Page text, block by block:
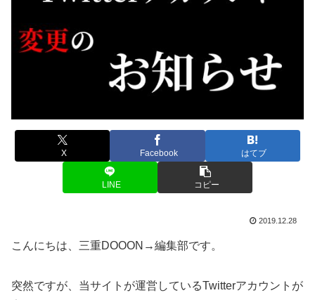
X Facebook はてブ
LINE コピー
2019.12.28
こんにちは、三重DOOON→編集部です。
突然ですが、当サイトが運営しているTwitterアカウントが